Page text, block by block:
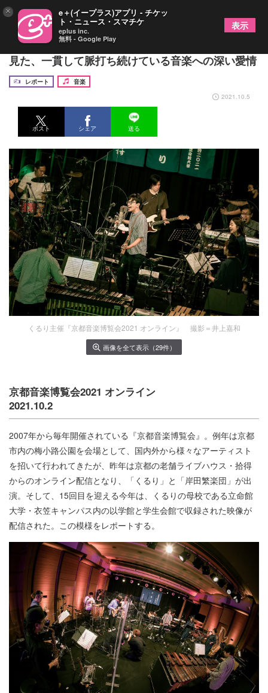
くるり主催『京都音楽博覧会2021 オンライン』に
見た、一貫して脈打ち続けている音楽への深い愛情
レポート
音楽
2021.10.5
ポスト シェア 送る
くるり主催『京都音楽博覧会2021 オンライン』 撮影＝井上嘉和
画像を全て表示（29件）
京都音楽博覧会2021 オンライン
2021.10.2
2007年から毎年開催されている『京都音楽博覧会』。例年は京都
市内の梅小路公園を会場として、国内外から様々なアーティスト
を招いて行われてきたが、昨年は京都の老舗ライブハウス・拾得
からのオンライン配信となり、「くるり」と「岸田繁楽団」が出
演。そして、15回目を迎える今年は、くるりの母校である立命館
大学・衣笠キャンパス内の以学館と学生会館で収録された映像が
配信された。この模様をレポートする。
× e＋(イープラス)アプリ - チケッ
ト・ニュース・スマチケ
eplus inc.
無料 - Google Play
表示